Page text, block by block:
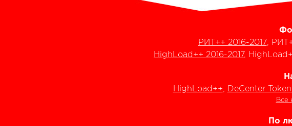
РИТ++ 2016-2017,
HighLoad++ 2016-2017,
HighLoad++, DeCenter
Все
По